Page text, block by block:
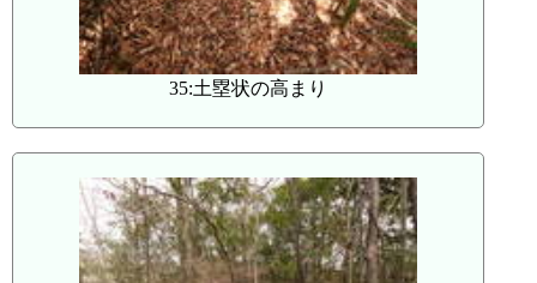
35:土塁状の高まり